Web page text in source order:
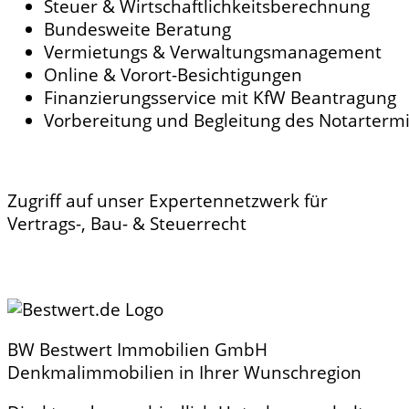
Steuer & Wirtschaftlichkeitsberechnung
Bundesweite Beratung
Vermietungs & Verwaltungsmanagement
Online & Vorort-Besichtigungen
Finanzierungsservice mit KfW Beantragung
Vorbereitung und Begleitung des
Zugriff auf unser Expertennetzwerk für
Vertrags-, Bau- & Steuerrecht
BW Bestwert Immobilien GmbH
Denkmalimmobilien in Ihrer Wunschregion